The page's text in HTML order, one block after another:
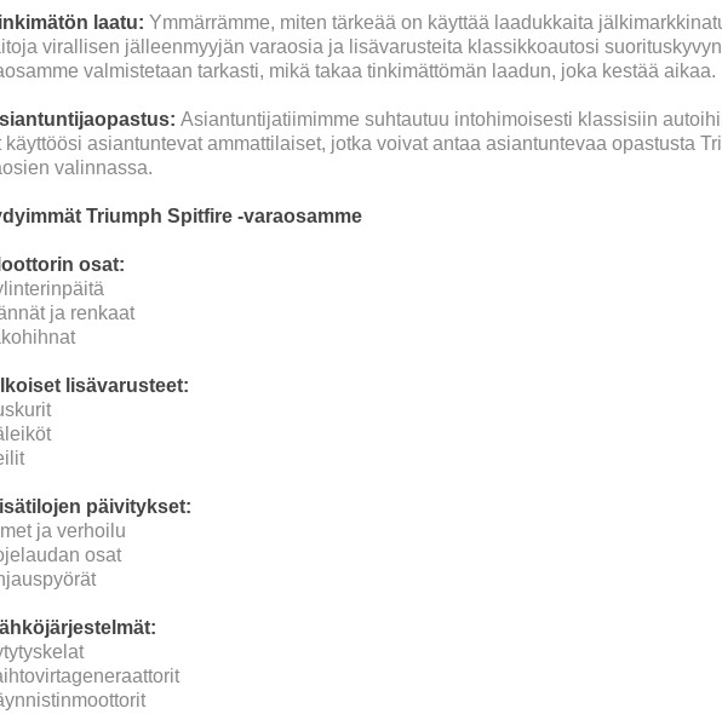
laatu: Ymmärrämme, miten tärkeää on käyttää laadukkaita
virallisen jälleenmyyjän varaosia ja lisävarusteita klassikkoautosi
valmistetaan tarkasti, mikä takaa tinkimättömän laadun, joka kestää aikaa.
Asiantuntijatiimimme suhtautuu intohimoisesti klassisiin
käyttöösi asiantuntevat ammattilaiset, jotka voivat antaa asiantuntevaa opastusta
valinnassa.
Triumph Spitfire -varaosamme
osat:
ja renkaat
lisävarusteet:
päivitykset:
ja verhoilu
osat